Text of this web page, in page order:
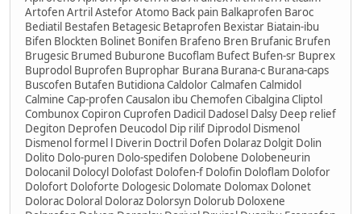
Artofen Artril Astefor Atomo Back pain Balkaprofen Baroc
Bediatil Bestafen Betagesic Betaprofen Bexistar Biatain-ibu
Bifen Blockten Bolinet Bonifen Brafeno Bren Brufanic Brufen
Brugesic Brumed Buburone Bucoflam Bufect Bufen-sr Buprex
Buprodol Buprofen Buprophar Burana Burana-c Burana-caps
Buscofen Butafen Butidiona Caldolor Calmafen Calmidol
Calmine Cap-profen Causalon ibu Chemofen Cibalgina Cliptol
Combunox Copiron Cuprofen Dadicil Dadosel Dalsy Deep relief
Degiton Deprofen Deucodol Dip rilif Diprodol Dismenol
Dismenol formel l Diverin Doctril Dofen Dolaraz Dolgit Dolin
Dolito Dolo-puren Dolo-spedifen Dolobene Dolobeneurin
Dolocanil Dolocyl Dolofast Dolofen-f Dolofin Doloflam Dolofor
Dolofort Doloforte Dologesic Dolomate Dolomax Dolonet
Dolorac Doloral Doloraz Dolorsyn Dolorub Doloxene